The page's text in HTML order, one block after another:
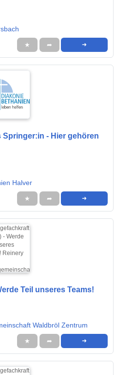
★ ➦ ➜
Springer:in - Hier gehören
Halver
★ ➦ ➜
Teil unseres Teams!
Waldbröl Zentrum
★ ➦ ➜